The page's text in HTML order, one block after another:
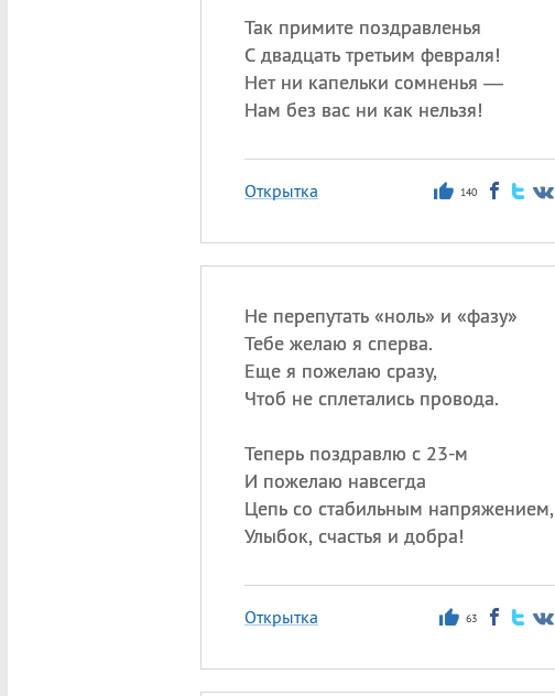
Так примите поздравленья
С двадцать третьим февраля!
Нет ни капельки сомненья —
Нам без вас ни как нельзя!
Открытка 140
Не перепутать «ноль» и «фазу»
Тебе желаю я сперва.
Еще я пожелаю сразу,
Чтоб не сплетались провода.
Теперь поздравлю с 23-м
И пожелаю навсегда
Цепь со стабильным напряжением,
Улыбок, счастья и добра!
Открытка 63